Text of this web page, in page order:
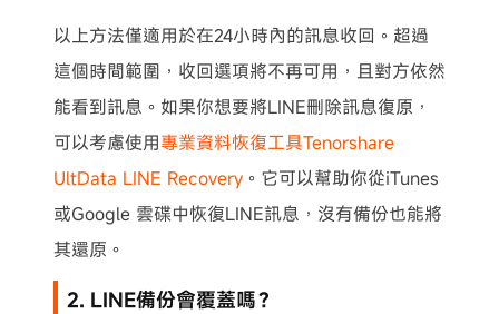
以上方法僅適用於在24小時內的訊息收回。超過
這個時間範圍，收回選項將不再可用，且對方依然
能看到訊息。如果你想要將LINE刪除訊息復原，
可以考慮使用專業資料恢復工具Tenorshare
UltData LINE Recovery 。它可以幫助你從iTunes
或Google 雲碟中恢復LINE訊息，沒有備份也能將
其還原。
2. LINE備份會覆蓋嗎？